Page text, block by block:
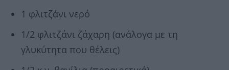
1 φλιτζάνι νερό
1/2 φλιτζάνι ζάχαρη (ανάλογα με τη
γλυκύτητα που θέλεις)